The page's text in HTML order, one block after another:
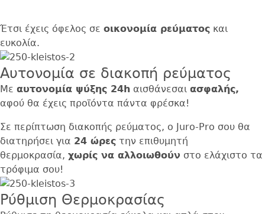
Έτσι έχεις όφελος σε οικονομία ρεύματος και
ευκολία.
Αυτονομία σε διακοπή ρεύματος
Με αυτονομία ψύξης 24h αισθάνεσαι ασφαλής,
αφού θα έχεις προϊόντα πάντα φρέσκα!
Σε περίπτωση διακοπής ρεύματος, ο Juro-Pro σου θα
διατηρήσει για 24 ώρες την επιθυμητή
θερμοκρασία, χωρίς να αλλοιωθούν στο ελάχιστο τα
τρόφιμα σου!
Ρύθμιση Θερμοκρασίας